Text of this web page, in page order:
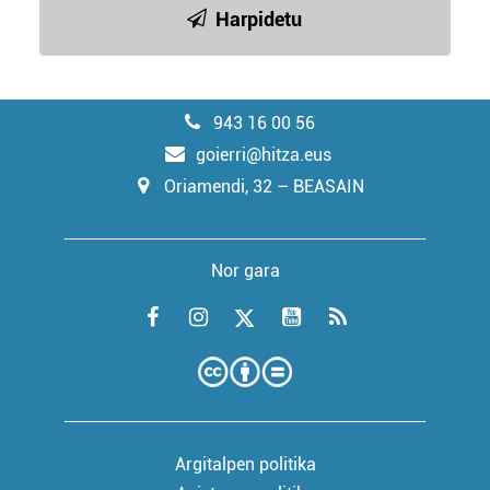
Harpidetu
943 16 00 56
goierri@hitza.eus
Oriamendi, 32 – BEASAIN
Nor gara
Argitalpen politika